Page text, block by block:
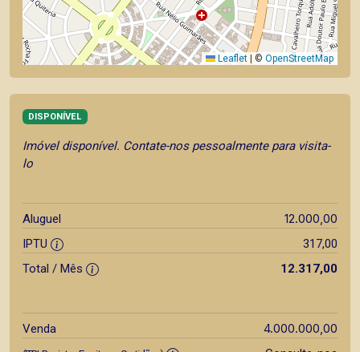
Leaflet | © OpenStreetMap
DISPONÍVEL
Imóvel disponível. Contate-nos pessoalmente para visita-
lo
Aluguel 12.000,00
IPTU
317,00
Total / Mês
12.317,00
Venda 4.000.000,00